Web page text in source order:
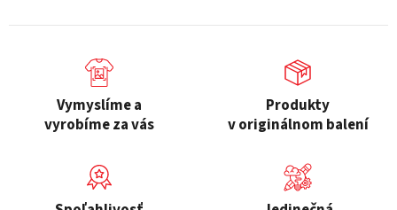
Vymyslíme a
vyrobíme za vás
Produkty
v originálnom balení